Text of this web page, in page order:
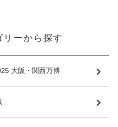
リーから探す
大阪・関西万博